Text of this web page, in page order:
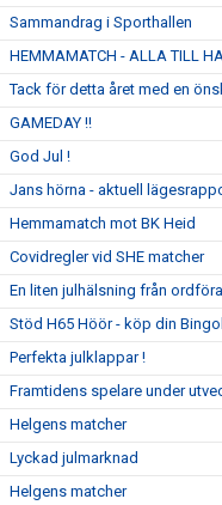
Sammandrag i Sporthallen
HEMMAMATCH - ALLA TILL
Tack för detta året med en
GAMEDAY !!
God Jul !
Jans hörna - aktuell
Hemmamatch mot BK Heid
Covidregler vid SHE matcher
En liten julhälsning från
Stöd H65 Höör - köp din
Perfekta julklappar !
Framtidens spelare under
Helgens matcher
Lyckad julmarknad
Helgens matcher